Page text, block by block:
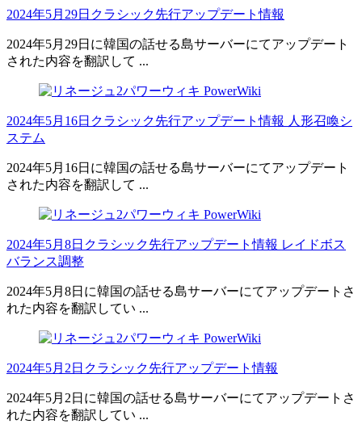
2024年5月29日クラシック先行アップデート情報
2024年5月29日に韓国の話せる島サーバーにてアップデート
された内容を翻訳して ...
2024年5月16日クラシック先行アップデート情報 人形召喚シ
ステム
2024年5月16日に韓国の話せる島サーバーにてアップデート
された内容を翻訳して ...
2024年5月8日クラシック先行アップデート情報 レイドボス
バランス調整
2024年5月8日に韓国の話せる島サーバーにてアップデートさ
れた内容を翻訳してい ...
2024年5月2日クラシック先行アップデート情報
2024年5月2日に韓国の話せる島サーバーにてアップデートさ
れた内容を翻訳してい ...